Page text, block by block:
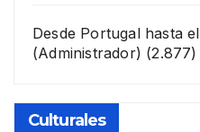
Desde Portugal hasta
(Administrador) (2.877)
Culturales